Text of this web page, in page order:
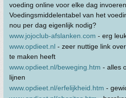
voeding online voor elke dag
Voedingsmiddelentabel van het
nou per dag eigenlijk nodig?
www.jojoclub-afslanken.com - erg
www.opdieet.nl - zeer nuttige link
te maken heeft
www.opdieet.nl/beweging.htm - alles
lijnen
www.opdieet.nl/erfelijkheid.htm -